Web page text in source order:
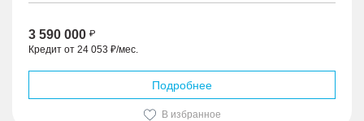
3 590 000
Кредит от 24 053 ₽/мес.
Подробнее
В избранное